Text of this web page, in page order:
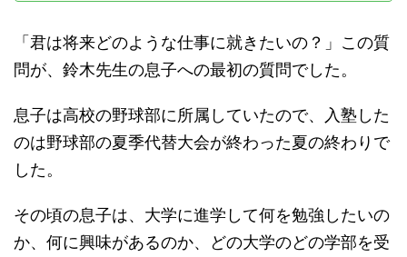
「君は将来どのような仕事に就きたいの？」この質
問が、鈴木先生の息子への最初の質問でした。
息子は高校の野球部に所属していたので、入塾した
のは野球部の夏季代替大会が終わった夏の終わりで
した。
その頃の息子は、大学に進学して何を勉強したいの
か、何に興味があるのか、どの大学のどの学部を受